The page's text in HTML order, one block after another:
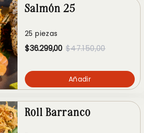
Salmón 25
25 piezas
$36.299,00 $47.150,00
Añadir
Roll Barranco